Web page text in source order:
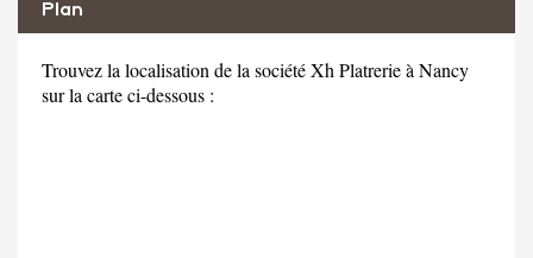
Plan
Trouvez la localisation de la société Xh Platrerie à Nancy
sur la carte ci-dessous :